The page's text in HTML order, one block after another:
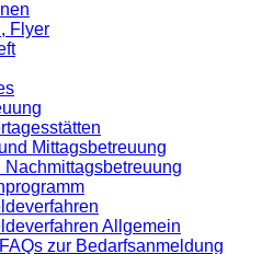
Flyer
Mittagsbetreuung
Nachmittagsbetreuung
Allgemein
FAQs zur Bedarfsanmeldung